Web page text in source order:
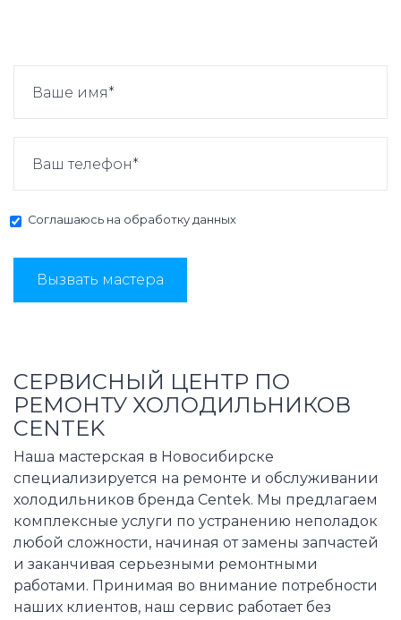
Соглашаюсь на обработку данных
Вызвать мастера
СЕРВИСНЫЙ ЦЕНТР ПО
РЕМОНТУ ХОЛОДИЛЬНИКОВ
CENTEK
Наша мастерская в Новосибирске
специализируется на ремонте и обслуживании
холодильников бренда Centek. Мы предлагаем
комплексные услуги по устранению неполадок
любой сложности, начиная от замены запчастей
и заканчивая серьезными ремонтными
работами. Принимая во внимание потребности
наших клиентов, наш сервис работает без